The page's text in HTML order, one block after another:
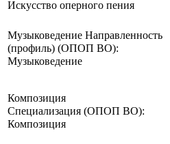
Искусство оперного пения
Музыковедение Направленность
(профиль) (ОПОП ВО):
Музыковедение
Композиция
Специализация (ОПОП ВО):
Композиция